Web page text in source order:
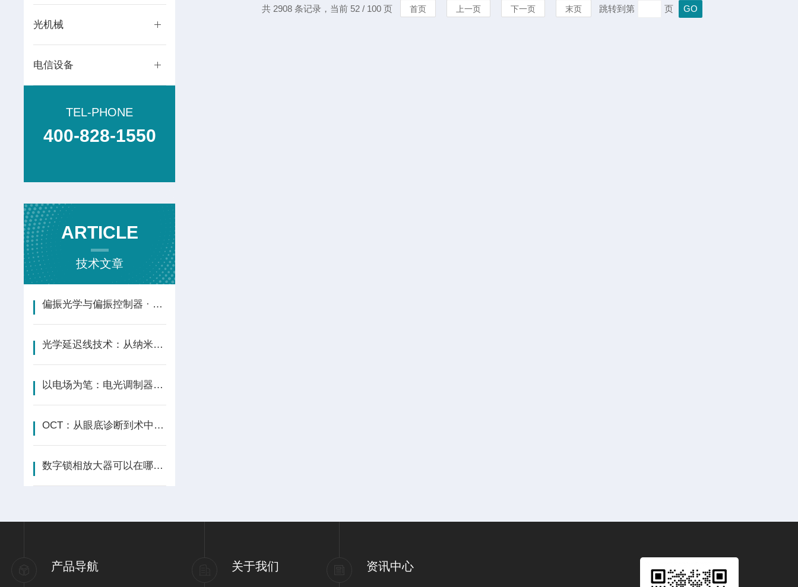
光机械
电信设备
TEL-PHONE
400-828-1550
ARTICLE
技术文章
偏振光学与偏振控制器 · 掌控光的振动方向
光学延迟线技术：从纳米精度到飞秒操控的光程精密艺术
以电场为笔：电光调制器在光波上书写GHz级的精密控制
OCT：从眼底诊断到术中导航--用光波丈量生命的微观结构
数字锁相放大器可以在哪些领域使用？
共 2908 条记录，当前 52 / 100 页 首页 上一页 下一页 末页 跳转到第 页
产品导航 关于我们 资讯中心